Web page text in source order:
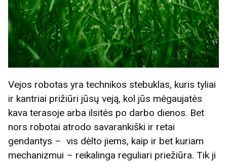
Vejos robotas yra technikos stebuklas, kuris tyliai
ir kantriai prižiūri jūsų veją, kol jūs mėgaujatės
kava terasoje arba ilsitės po darbo dienos. Bet
nors robotai atrodo savarankiški ir retai
gendantys – vis dėlto jiems, kaip ir bet kuriam
mechanizmui – reikalinga reguliari priežiūra. Tik ji